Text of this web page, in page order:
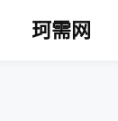
珂需网